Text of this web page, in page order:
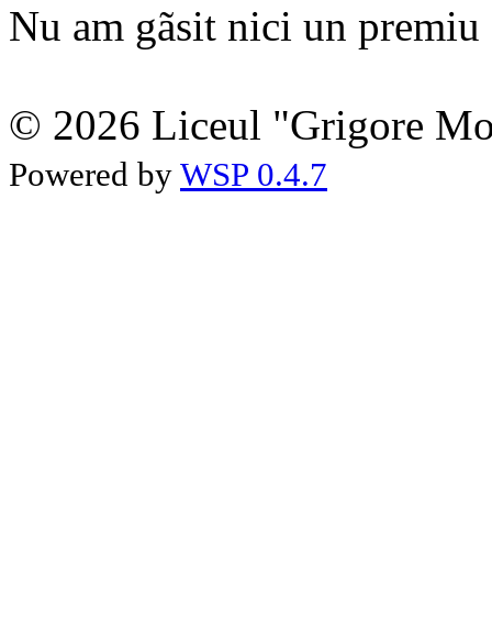
Nu am gãsit nici un premiu
© 2026 Liceul "Grigore
Powered by WSP 0.4.7